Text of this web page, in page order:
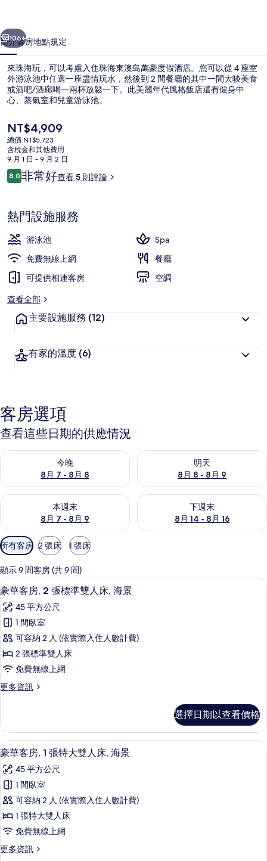
度
假
酒
店
相
片
集
個 下一個
106+
簡介客房地點規定
來珠海玩，可以考慮入住珠海東澳島萬豪度假酒店。您可以從 4 座室
外游泳池中任選一座盡情玩水，然後到 2 間餐廳的其中一間大啖美食
或酒吧/酒廊喝一兩杯放鬆一下。此美麗年代風格飯店還有健身中
心、蒸氣室和兒童游泳池。
目
前
的
價
格
是
NT$4,909
總價 NT$5,723
含稅金和其他費用
9 月 1 日 - 9 月 2 日
評
論
8.08.0 分，滿分 10 分，
非常好查看 5 則評論
熱門設施服務
游泳池
Spa
免費無線上網
餐廳
可提供相連客房
空調
查看全部
主要設施服務 (12)
有家的溫度 (6)
客房選項
查看這些日期的供應情況
今晚
8月 7 - 8月 8
查看今晚 (8月 7 - 8月 8) 的供應情況
明天
8月 8 - 8月 9
查看明天 (8月 8 - 8月 9) 的供
本週末
8月 7 - 8月 9
查看本週末 (8月 7 - 8月 9) 的供應情況
下週末
8月 14 - 8月 16
查看下週末 (8月 14 - 8月 16)
可
用
的
客
房
篩
選
條
所有客房 2 張床 1 張床
顯示 9 間客房 (共 9 間)
顯
示
豪
華
客
房,
張
準
雙
人
床,
海
景
的
所
有
豪華客房, 2 張標準雙人床, 海景 | 羽
7
豪華客房, 2 張標準雙人床, 海景
45 平方公尺
1 間臥室
可容納 2 人 (依實際入住人數計費)
2 張標準雙人床
免費無線上網
更多資訊
更
客
房,
2
標
準
雙
人
床,
海
景
的
選擇日期以查看價格
顯
示
豪
華
客
房,
張
豪華客房, 1 張特大雙人床, 海景 | 羽
8
豪華客房, 1 張特大雙人床, 海景
45 平方公尺
1 間臥室
可容納 2 人 (依實際入住人數計費)
1 張特大雙人床
免費無線上網
更多資訊
更